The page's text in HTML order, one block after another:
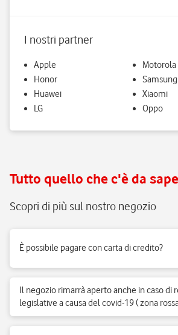
I nostri partner
Apple
Honor
Huawei
LG
Motorola
Samsung
Xiaomi
Oppo
Tutto quello che c'è da
Scopri di più sul nostro negozio
È possibile pagare con carta di credito?
Il negozio rimarrà aperto anche in caso di
legislative a causa del covid-19 ( zona